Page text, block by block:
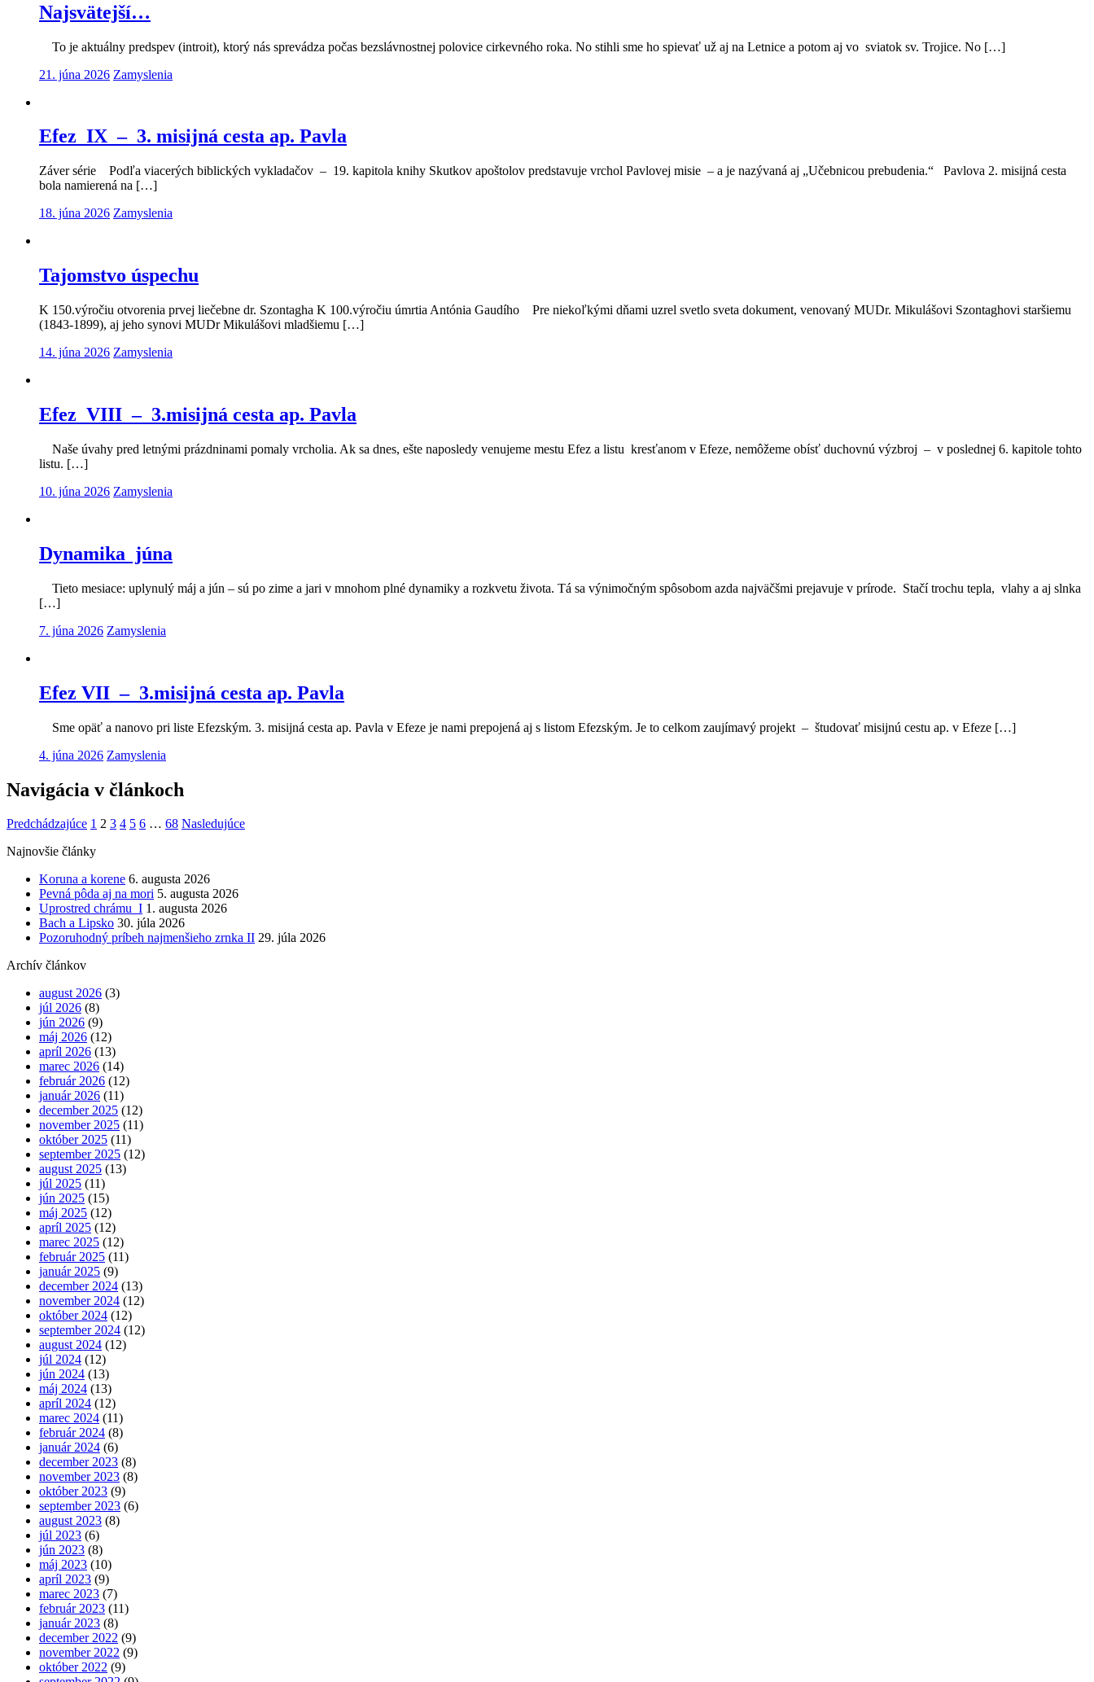
Najsvätejší…
To je aktuálny predspev (introit), ktorý nás sprevádza počas bezslávnostnej polovice cirkevného roka. No stihli sme ho spievať už aj na Letnice a potom aj vo sviatok sv. Trojice. No […]
21. júna 2026 Zamyslenia
Efez IX – 3. misijná cesta ap. Pavla
Záver série Podľa viacerých biblických vykladačov – 19. kapitola knihy Skutkov apoštolov predstavuje vrchol Pavlovej misie – a je nazývaná aj „Učebnicou prebudenia.“ Pavlova 2. misijná cesta
bola namierená na […]
18. júna 2026 Zamyslenia
Tajomstvo úspechu
K 150.výročiu otvorenia prvej liečebne dr. Szontagha K 100.výročiu úmrtia Antónia Gaudího Pre niekoľkými dňami uzrel svetlo sveta dokument, venovaný MUDr. Mikulášovi Szontaghovi staršiemu
(1843-1899), aj jeho synovi MUDr Mikulášovi mladšiemu […]
14. júna 2026 Zamyslenia
Efez VIII – 3.misijná cesta ap. Pavla
Naše úvahy pred letnými prázdninami pomaly vrcholia. Ak sa dnes, ešte naposledy venujeme mestu Efez a listu kresťanom v Efeze, nemôžeme obísť duchovnú výzbroj – v poslednej 6. kapitole tohto
listu. […]
10. júna 2026 Zamyslenia
Dynamika júna
Tieto mesiace: uplynulý máj a jún – sú po zime a jari v mnohom plné dynamiky a rozkvetu života. Tá sa výnimočným spôsobom azda najväčšmi prejavuje v prírode. Stačí trochu tepla, vlahy a aj slnka
[…]
7. júna 2026 Zamyslenia
Efez VII – 3.misijná cesta ap. Pavla
Sme opäť a nanovo pri liste Efezským. 3. misijná cesta ap. Pavla v Efeze je nami prepojená aj s listom Efezským. Je to celkom zaujímavý projekt – študovať misijnú cestu ap. v Efeze […]
4. júna 2026 Zamyslenia
Navigácia v článkoch
Predchádzajúce 1 2 3 4 5 6 … 68 Nasledujúce
Najnovšie články
Koruna a korene 6. augusta 2026
Pevná pôda aj na mori 5. augusta 2026
Uprostred chrámu I 1. augusta 2026
Bach a Lipsko 30. júla 2026
Pozoruhodný príbeh najmenšieho zrnka II 29. júla 2026
Archív článkov
august 2026 (3)
júl 2026 (8)
jún 2026 (9)
máj 2026 (12)
apríl 2026 (13)
marec 2026 (14)
február 2026 (12)
január 2026 (11)
december 2025 (12)
november 2025 (11)
október 2025 (11)
september 2025 (12)
august 2025 (13)
júl 2025 (11)
jún 2025 (15)
máj 2025 (12)
apríl 2025 (12)
marec 2025 (12)
február 2025 (11)
január 2025 (9)
december 2024 (13)
november 2024 (12)
október 2024 (12)
september 2024 (12)
august 2024 (12)
júl 2024 (12)
jún 2024 (13)
máj 2024 (13)
apríl 2024 (12)
marec 2024 (11)
február 2024 (8)
január 2024 (6)
december 2023 (8)
november 2023 (8)
október 2023 (9)
september 2023 (6)
august 2023 (8)
júl 2023 (6)
jún 2023 (8)
máj 2023 (10)
apríl 2023 (9)
marec 2023 (7)
február 2023 (11)
január 2023 (8)
december 2022 (9)
november 2022 (9)
október 2022 (9)